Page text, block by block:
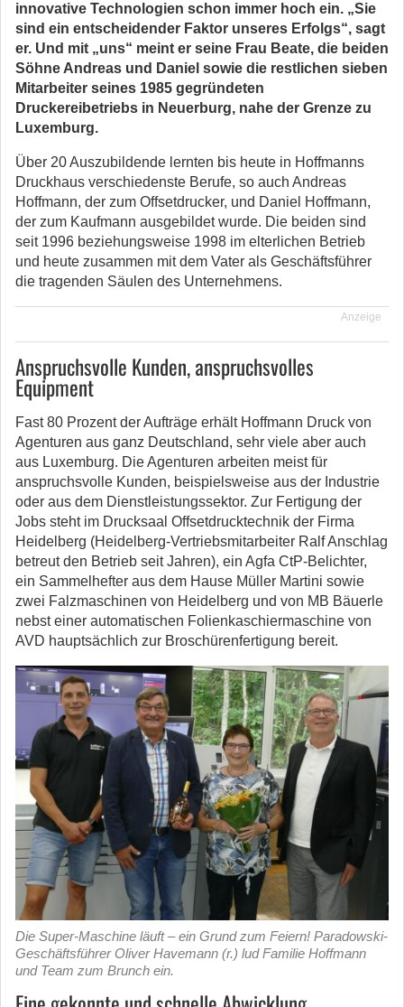
innovative Technologien schon immer hoch ein. „Sie
sind ein entscheidender Faktor unseres Erfolgs“, sagt
er. Und mit „uns“ meint er seine Frau Beate, die beiden
Söhne Andreas und Daniel sowie die restlichen sieben
Mitarbeiter seines 1985 gegründeten
Druckereibetriebs in Neuerburg, nahe der Grenze zu
Luxemburg.
Über 20 Auszubildende lernten bis heute in Hoffmanns
Druckhaus verschiedenste Berufe, so auch Andreas
Hoffmann, der zum Offsetdrucker, und Daniel Hoffmann,
der zum Kaufmann ausgebildet wurde. Die beiden sind
seit 1996 beziehungsweise 1998 im elterlichen Betrieb
und heute zusammen mit dem Vater als Geschäftsführer
die tragenden Säulen des Unternehmens.
Anzeige
Anspruchsvolle Kunden, anspruchsvolles
Equipment
Fast 80 Prozent der Aufträge erhält Hoffmann Druck von
Agenturen aus ganz Deutschland, sehr viele aber auch
aus Luxemburg. Die Agenturen arbeiten meist für
anspruchsvolle Kunden, beispielsweise aus der Industrie
oder aus dem Dienstleistungssektor. Zur Fertigung der
Jobs steht im Drucksaal Offsetdrucktechnik der Firma
Heidelberg (Heidelberg-Vertriebsmitarbeiter Ralf Anschlag
betreut den Betrieb seit Jahren), ein Agfa CtP-Belichter,
ein Sammelhefter aus dem Hause Müller Martini sowie
zwei Falzmaschinen von Heidelberg und von MB Bäuerle
nebst einer automatischen Folienkaschiermaschine von
AVD hauptsächlich zur Broschürenfertigung bereit.
Die Super-Maschine läuft – ein Grund zum Feiern! Paradowski-
Geschäftsführer Oliver Havemann (r.) lud Familie Hoffmann
und Team zum Brunch ein.